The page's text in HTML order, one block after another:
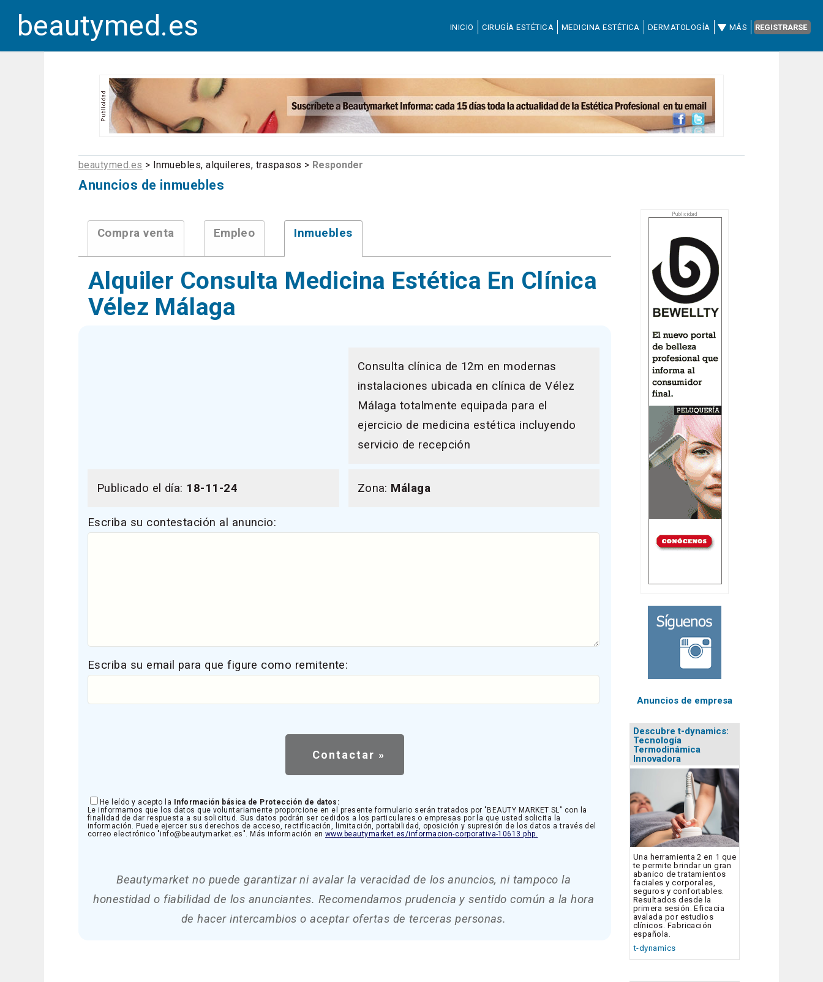
beautymed.es INICIO CIRUGÍA ESTÉTICA MEDICINA ESTÉTICA DERMATOLOGÍA MÁS REGISTRARSE
beautymed.es > Inmuebles, alquileres, traspasos > Responder
Anuncios de inmuebles
Compra venta Empleo Inmuebles
Alquiler Consulta Medicina Estética En Clínica
Vélez Málaga
Consulta clínica de 12m en modernas
instalaciones ubicada en clínica de Vélez
Málaga totalmente equipada para el
ejercicio de medicina estética incluyendo
servicio de recepción
Publicado el día: 18-11-24 Zona: Málaga
Escriba su contestación al anuncio:
Escriba su email para que figure como remitente:
He leído y acepto la Información básica de Protección de datos:
Le informamos que los datos que voluntariamente proporcione en el presente formulario serán tratados por "BEAUTY MARKET SL" con la
finalidad de dar respuesta a su solicitud. Sus datos podrán ser cedidos a los particulares o empresas por la que usted solicita la
información. Puede ejercer sus derechos de acceso, rectificación, limitación, portabilidad, oposición y supresión de los datos a través del
correo electrónico "info@beautymarket.es". Más información en www.beautymarket.es/informacion-corporativa-10613.php.
Beautymarket no puede garantizar ni avalar la veracidad de los anuncios, ni tampoco la
honestidad o fiabilidad de los anunciantes. Recomendamos prudencia y sentido común a la hora
de hacer intercambios o aceptar ofertas de terceras personas.
Anuncios de empresa
Descubre t-dynamics:
Tecnología
Termodinámica
Innovadora
Una herramienta 2 en 1 que
te permite brindar un gran
abanico de tratamientos
faciales y corporales,
seguros y confortables.
Resultados desde la
primera sesión. Eficacia
avalada por estudios
clínicos. Fabricación
española.
t-dynamics